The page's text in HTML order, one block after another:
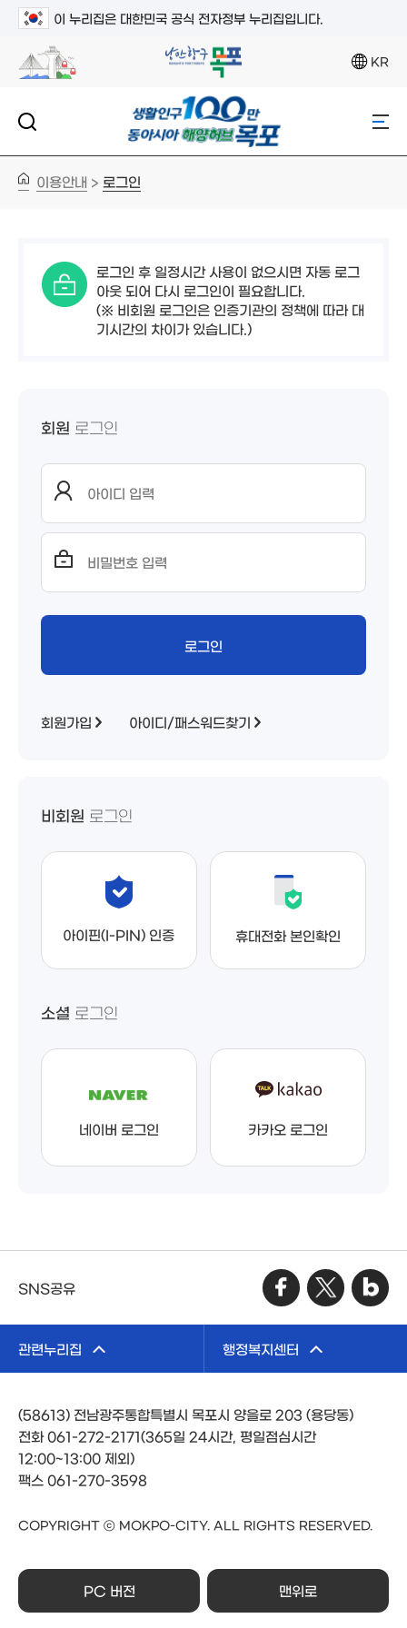
이 누리집은 대한민국 공식 전자정부 누리집입니다.
KR
이용안내 > 로그인
로그인 후 일정시간 사용이 없으시면 자동 로그
아웃 되어 다시 로그인이 필요합니다.
(※ 비회원 로그인은 인증기관의 정책에 따라 대
기시간의 차이가 있습니다.)
회원 로그인
회원가입 아이디/패스워드찾기
비회원 로그인
아이핀(I-PIN) 인증 휴대전화 본인확인
소셜 로그인
네이버 로그인 카카오 로그인
SNS공유
관련누리집 행정복지센터
(58613) 전남광주통합특별시 목포시 양을로 203 (용당동)
전화 061-272-2171(365일 24시간, 평일점심시간
12:00~13:00 제외)
팩스 061-270-3598
COPYRIGHT ⓒ MOKPO-CITY. ALL RIGHTS RESERVED.
PC 버전 맨위로